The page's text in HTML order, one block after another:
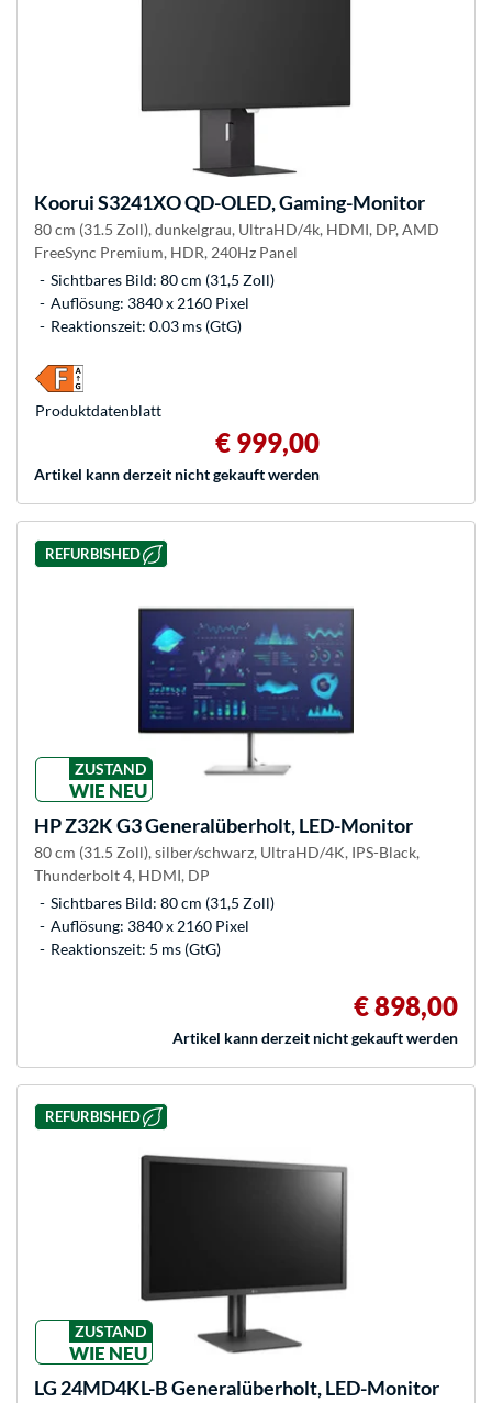
KooruiS3241XO QD-OLED, Gaming-Monitor
80 cm (31.5 Zoll), dunkelgrau, UltraHD/4k, HDMI, DP, AMD
FreeSync Premium, HDR, 240Hz Panel
Sichtbares Bild: 80 cm (31,5 Zoll)
Auflösung: 3840 x 2160 Pixel
Reaktionszeit: 0.03 ms (GtG)
€ 999,00
Artikel kann derzeit nicht gekauft werden
Produkt­datenblatt
REFURBISHED
ZUSTAND
WIE NEU
HPZ32K G3 Generalüberholt, LED-Monitor
80 cm (31.5 Zoll), silber/schwarz, UltraHD/4K, IPS-Black,
Thunderbolt 4, HDMI, DP
Sichtbares Bild: 80 cm (31,5 Zoll)
Auflösung: 3840 x 2160 Pixel
Reaktionszeit: 5 ms (GtG)
€ 898,00
Artikel kann derzeit nicht gekauft werden
REFURBISHED
ZUSTAND
WIE NEU
LG 24MD4KL-B Generalüberholt, LED-Monitor